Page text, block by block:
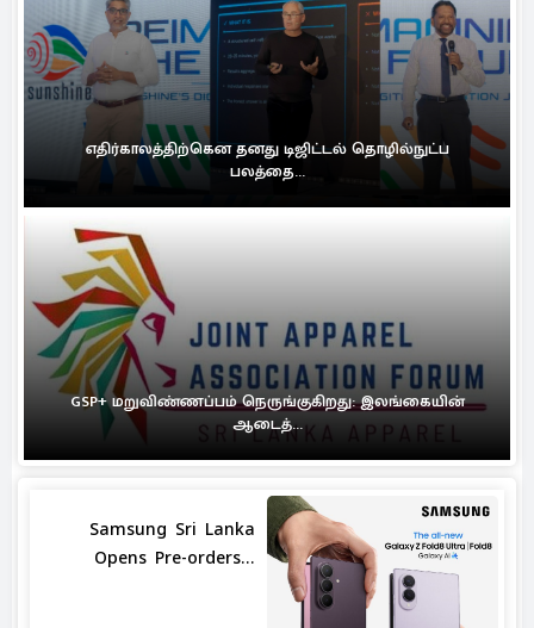
எதிர்காலத்திற்கென தனது டிஜிட்டல் தொழில்நுட்ப
பலத்தை...
GSP+ மறுவிண்ணப்பம் நெருங்குகிறது: இலங்கையின்
ஆடைத்...
Samsung Sri Lanka
Opens Pre-orders...